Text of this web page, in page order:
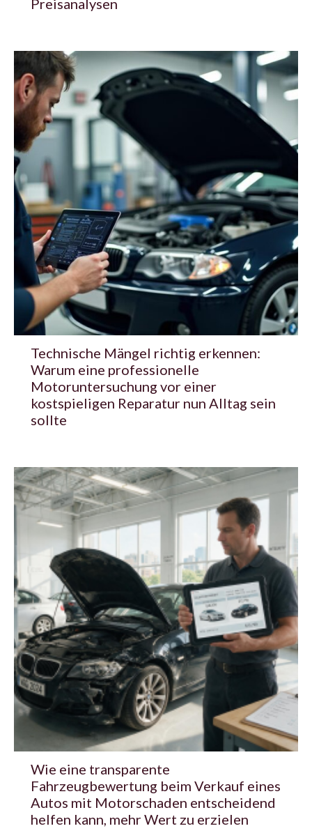
Preisanalysen
Technische Mängel richtig erkennen:
Warum eine professionelle
Motoruntersuchung vor einer
kostspieligen Reparatur nun Alltag sein
sollte
Wie eine transparente
Fahrzeugbewertung beim Verkauf eines
Autos mit Motorschaden entscheidend
helfen kann, mehr Wert zu erzielen